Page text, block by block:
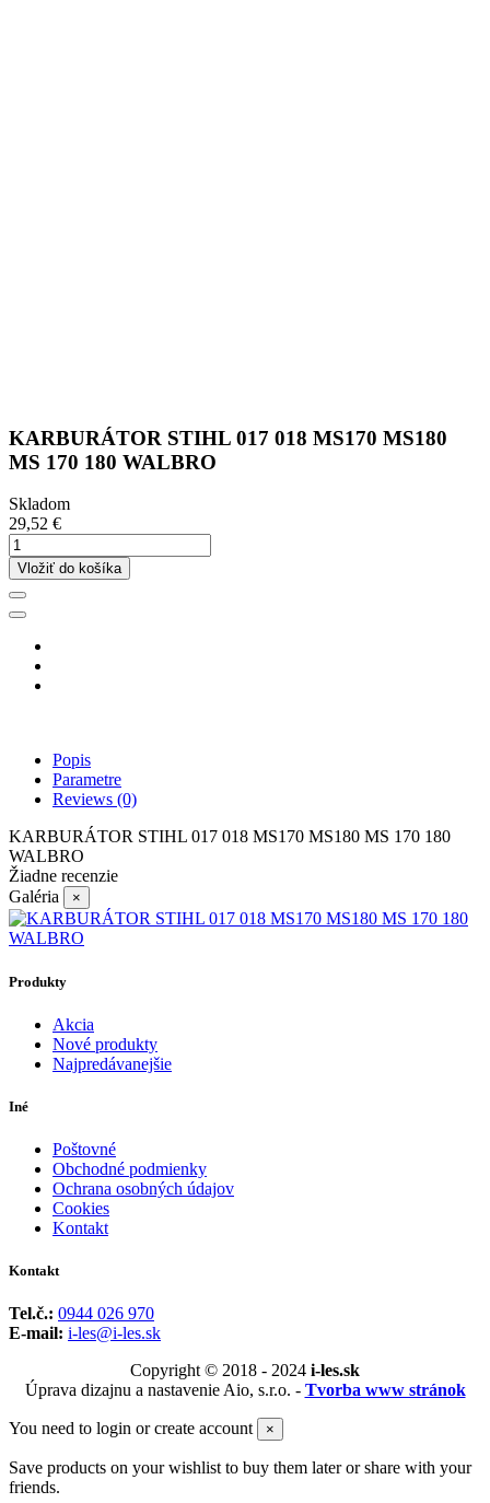
KARBURÁTOR STIHL 017 018 MS170 MS180
MS 170 180 WALBRO
Skladom
29,52 €
Vložiť do košíka
Popis
Parametre
Reviews (0)
KARBURÁTOR STIHL 017 018 MS170 MS180 MS 170 180
WALBRO
Žiadne recenzie
Galéria
×
Produkty
Akcia
Nové produkty
Najpredávanejšie
Iné
Poštovné
Obchodné podmienky
Ochrana osobných údajov
Cookies
Kontakt
Kontakt
Tel.č.: 0944 026 970
E-mail: i-les@i-les.sk
Copyright © 2018 - 2024 i-les.sk
Úprava dizajnu a nastavenie Aio, s.r.o. - Tvorba www stránok
You need to login or create account ×
Save products on your wishlist to buy them later or share with your
friends.